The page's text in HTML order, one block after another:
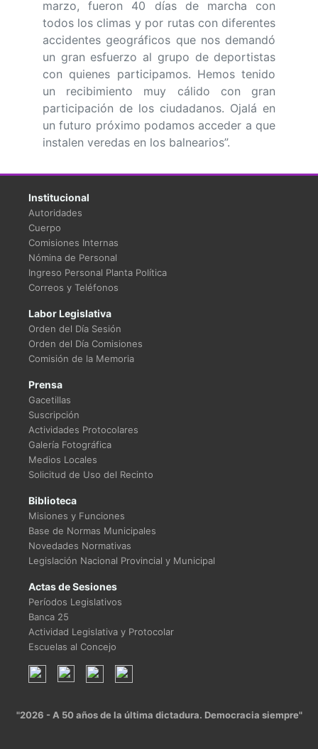
marzo, fueron 40 días de marcha con
todos los climas y por rutas con diferentes
accidentes geográficos que nos demandó
un gran esfuerzo al grupo de deportistas
con quienes participamos. Hemos tenido
un recibimiento muy cálido con gran
participación de los ciudadanos. Ojalá en
un futuro próximo podamos acceder a que
instalen veredas en los balnearios”.
Institucional
Autoridades
Cuerpo
Comisiones Internas
Nómina de Personal
Ingreso Personal Planta Política
Correos y Teléfonos
Labor Legislativa
Orden del Día Sesión
Orden del Día Comisiones
Comisión de la Memoria
Prensa
Gacetillas
Suscripción
Actividades Protocolares
Galería Fotográfica
Medios Locales
Solicitud de Uso del Recinto
Biblioteca
Misiones y Funciones
Base de Normas Municipales
Novedades Normativas
Legislación Nacional Provincial y Municipal
Actas de Sesiones
Períodos Legislativos
Banca 25
Actividad Legislativa y Protocolar
Escuelas al Concejo
"2026 - A 50 años de la última dictadura. Democracia siempre"